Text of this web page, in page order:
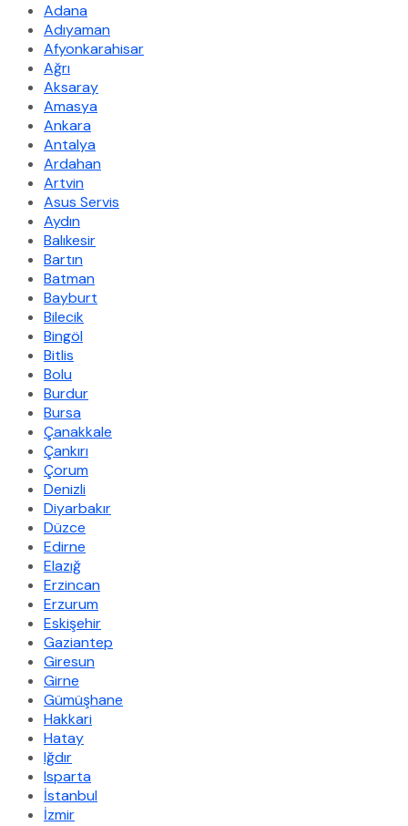
Adana
Adıyaman
Afyonkarahisar
Ağrı
Aksaray
Amasya
Ankara
Antalya
Ardahan
Artvin
Asus Servis
Aydın
Balıkesir
Bartın
Batman
Bayburt
Bilecik
Bingöl
Bitlis
Bolu
Burdur
Bursa
Çanakkale
Çankırı
Çorum
Denizli
Diyarbakır
Düzce
Edirne
Elazığ
Erzincan
Erzurum
Eskişehir
Gaziantep
Giresun
Girne
Gümüşhane
Hakkari
Hatay
Iğdır
Isparta
İstanbul
İzmir